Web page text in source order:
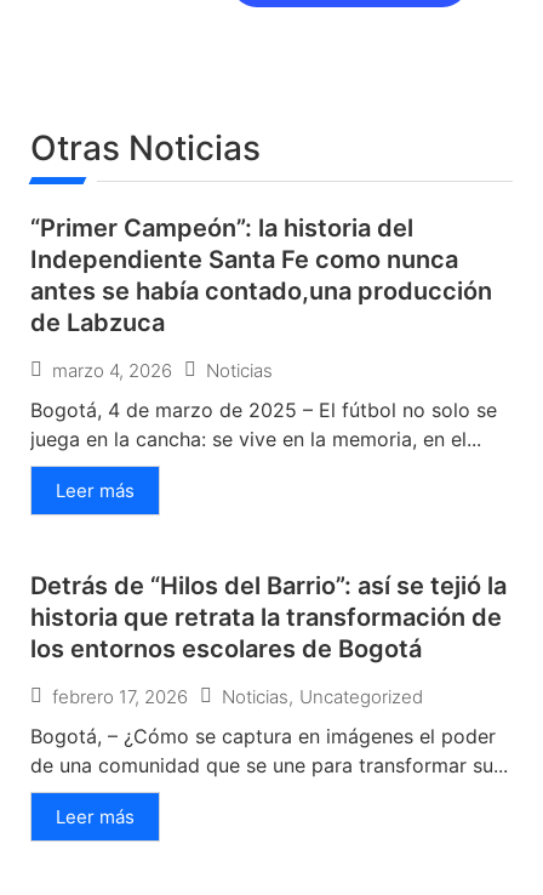
Otras Noticias
“Primer Campeón”: la historia del
Independiente Santa Fe como nunca
antes se había contado,una producción
de Labzuca
marzo 4, 2026 Noticias
Bogotá, 4 de marzo de 2025 – El fútbol no solo se
juega en la cancha: se vive en la memoria, en el...
Leer más
Detrás de “Hilos del Barrio”: así se tejió la
historia que retrata la transformación de
los entornos escolares de Bogotá
febrero 17, 2026 Noticias, Uncategorized
Bogotá, – ¿Cómo se captura en imágenes el poder
de una comunidad que se une para transformar su...
Leer más